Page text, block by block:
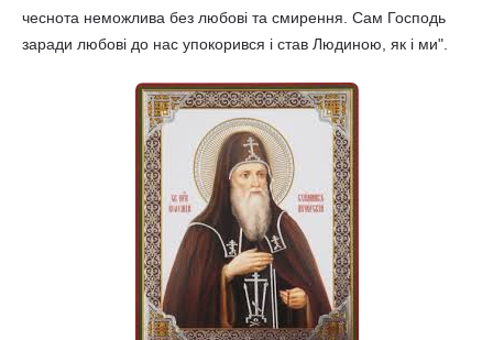
чеснота неможлива без любові та смирення. Сам Господь
заради любові до нас упокорився і став Людиною, як і ми".